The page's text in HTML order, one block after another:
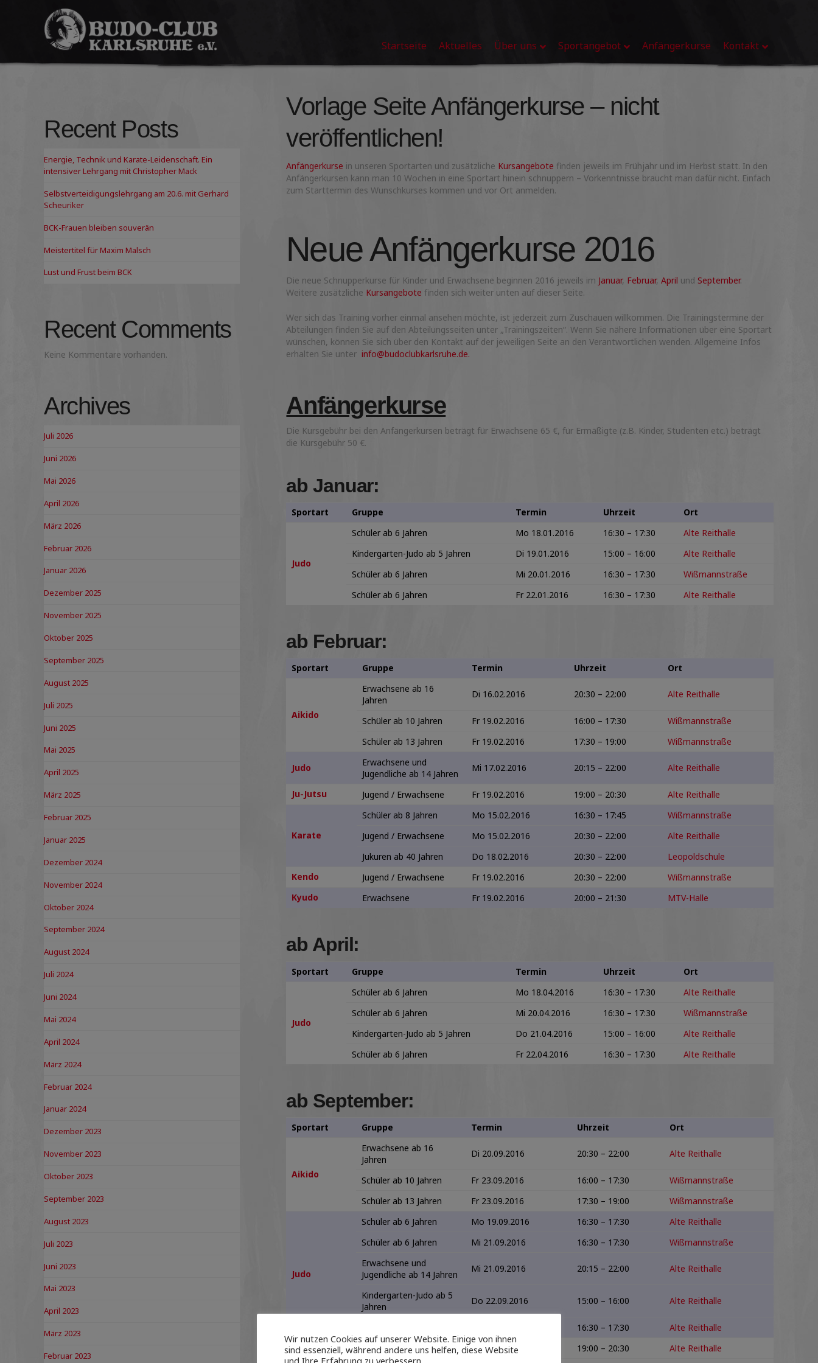
Budo-
Club
e.V.
Startseite Aktuelles Über uns Sportangebot Anfängerkurse Kontakt
Vorlage Seite Anfängerkurse – nicht
veröffentlichen!
Anfängerkurse in unseren Sportarten und zusätzliche Kursangebote finden jeweils im Frühjahr und im Herbst statt. In den
Anfängerkursen kann man 10 Wochen in eine Sportart hinein schnuppern – Vorkenntnisse braucht man dafür nicht. Einfach
zum Starttermin des Wunschkurses kommen und vor Ort anmelden.
Neue Anfängerkurse 2016
Die neue Schnupperkurse für Kinder und Erwachsene beginnen 2016 jeweils im Januar, Februar,April und September.
Weitere zusätzliche Kursangebote finden sich weiter unten auf dieser Seite.
Wer sich das Training vorher einmal ansehen möchte, ist jederzeit zum Zuschauen willkommen. Die Trainingstermine der
Abteilungen finden Sie auf den Abteilungsseiten unter „Trainingszeiten“. Wenn Sie nähere Informationen über eine Sportart
wünschen, können Sie sich über den Kontakt auf der jeweiligen Seite an den Verantwortlichen wenden. Allgemeine Infos
erhalten Sie unterinfo@budoclubkarlsruhe.de.
Anfängerkurse
Die Kursgebühr bei den Anfängerkursen beträgt für Erwachsene 65 €, für Ermäßigte (z.B. Kinder, Studenten etc.) beträgt
die Kursgebühr 50 €.
ab Januar:
Sportart Gruppe Termin Uhrzeit Ort
Judo
Schüler ab 6 Jahren Mo 18.01.2016 16:30 – 17:30
Alte Reithalle
Kindergarten-Judo ab 5 Jahren
Di 19.01.2016 15:00 – 16:00
Alte Reithalle
Schüler ab 6 Jahren
Mi 20.01.2016 16:30 – 17:30
Wißmannstraße
Schüler ab 6 Jahren
Fr 22.01.2016 16:30 – 17:30 Alte Reithalle
ab Februar:
Sportart Gruppe Termin Uhrzeit Ort
Aikido
Erwachsene ab 16
Jahren
Di 16.02.2016 20:30 – 22:00 Alte Reithalle
Schüler ab 10 Jahren Fr 19.02.2016 16:00 – 17:30
Wißmannstraße
Schüler ab 13 Jahren
Fr 19.02.2016 17:30 – 19:00 Wißmannstraße
Judo
Erwachsene und
Jugendliche ab 14 Jahren
Mi 17.02.2016 20:15 – 22:00 Alte Reithalle
Ju-Jutsu Jugend / Erwachsene Fr 19.02.2016 19:00 – 20:30 Alte Reithalle
Karate
Schüler ab 8 Jahren Mo 15.02.2016 16:30 – 17:45
Wißmannstraße
Jugend / Erwachsene
Mo 15.02.2016 20:30 – 22:00
Alte Reithalle
Jukuren ab 40 Jahren
Do 18.02.2016 20:30 – 22:00
Leopoldschule
Kendo
Jugend / Erwachsene Fr 19.02.2016 20:30 – 22:00
Wißmannstraße
Kyudo
Erwachsene Fr 19.02.2016 20:00 – 21:30 MTV-Halle
ab April:
Sportart Gruppe Termin Uhrzeit Ort
Judo
Schüler ab 6 Jahren Mo 18.04.2016 16:30 – 17:30
Alte Reithalle
Schüler ab 6 Jahren
Mi 20.04.2016 16:30 – 17:30
Wißmannstraße
Kindergarten-Judo ab 5 Jahren
Do 21.04.2016 15:00 – 16:00
Alte Reithalle
Schüler ab 6 Jahren
Fr 22.04.2016 16:30 – 17:30 Alte Reithalle
ab September:
Sportart Gruppe Termin Uhrzeit Ort
Aikido
Erwachsene ab 16
Jahren
Di 20.09.2016 20:30 – 22:00 Alte Reithalle
Schüler ab 10 Jahren Fr 23.09.2016 16:00 – 17:30
Wißmannstraße
Schüler ab 13 Jahren
Fr 23.09.2016 17:30 – 19:00 Wißmannstraße
Judo
Schüler ab 6 Jahren Mo 19.09.2016 16:30 – 17:30
Alte Reithalle
Schüler ab 6 Jahren
Mi 21.09.2016 16:30 – 17:30
Wißmannstraße
Erwachsene und
Jugendliche ab 14 Jahren
Mi 21.09.2016 20:15 – 22:00 Alte Reithalle
Kindergarten-Judo ab 5
Jahren
Do 22.09.2016 15:00 – 16:00 Alte Reithalle
16:30 – 17:30 Alte Reithalle
Jugend / Erwachsene Fr 23.09.2016 19:00 – 20:30 Alte Reithalle
Recent Posts
Energie, Technik und Karate-Leidenschaft. Ein
intensiver Lehrgang mit Christopher Mack
Selbstverteidigungslehrgang am 20.6. mit Gerhard
Scheuriker
BCK-Frauen bleiben souverän
Meistertitel für Maxim Malsch
Lust und Frust beim BCK
Recent Comments
Keine Kommentare vorhanden.
Archives
Juli 2026
Juni 2026
Mai 2026
April 2026
März 2026
Februar 2026
Januar 2026
Dezember 2025
November 2025
Oktober 2025
September 2025
August 2025
Juli 2025
Juni 2025
Mai 2025
April 2025
März 2025
Februar 2025
Januar 2025
Dezember 2024
November 2024
Oktober 2024
September 2024
August 2024
Juli 2024
Juni 2024
Mai 2024
April 2024
März 2024
Februar 2024
Januar 2024
Dezember 2023
November 2023
Oktober 2023
September 2023
August 2023
Juli 2023
Juni 2023
Mai 2023
April 2023
März 2023
Februar 2023
Wir nutzen Cookies auf unserer Website. Einige von ihnen
sind essenziell, während andere uns helfen, diese Website
und Ihre Erfahrung zu verbessern.